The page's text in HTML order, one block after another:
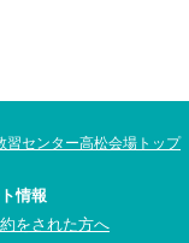
習センター高松会場トップ
情報
をされた方へ